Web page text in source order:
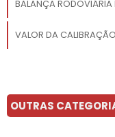
BALANÇA RODOVIÁRIA
VALOR DA
MANUTENÇÃO DE
OUTRAS